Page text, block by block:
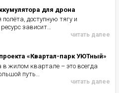
для дрона
доступную тягу и
ресурс зависит…
читать далее
«Квартал-парк УЮТный»
в жилом квартале – это всегда
путь…
читать далее